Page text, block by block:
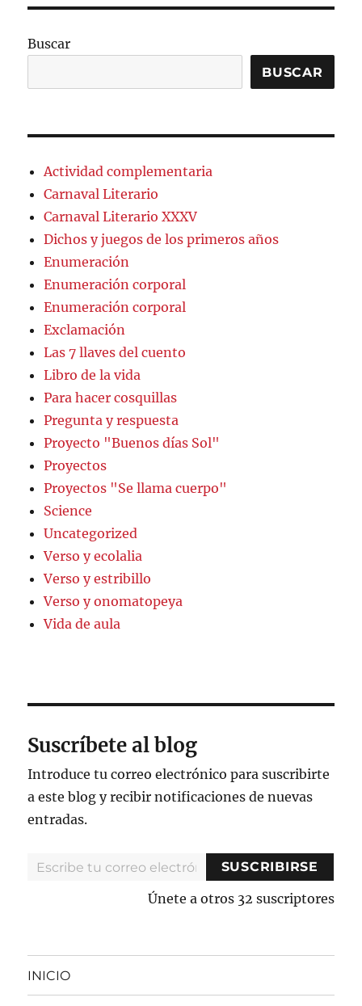
Buscar
BUSCAR
Actividad complementaria
Carnaval Literario
Carnaval Literario XXXV
Dichos y juegos de los primeros años
Enumeración
Enumeración corporal
Enumeración corporal
Exclamación
Las 7 llaves del cuento
Libro de la vida
Para hacer cosquillas
Pregunta y respuesta
Proyecto "Buenos días Sol"
Proyectos
Proyectos "Se llama cuerpo"
Science
Uncategorized
Verso y ecolalia
Verso y estribillo
Verso y onomatopeya
Vida de aula
Suscríbete al blog
Introduce tu correo electrónico para suscribirte
a este blog y recibir notificaciones de nuevas
entradas.
SUSCRIBIRSE
Únete a otros 32 suscriptores
INICIO